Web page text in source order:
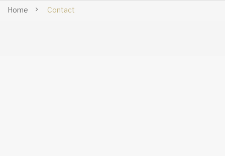
Home Contact